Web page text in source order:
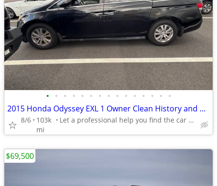
• • • • • • • • • • • • • • •
2015 Honda Odyssey EXL 1 Owner Clean History and Title CLEAN ODYSSEY
8/6
103k
mi
Let a professional help you find the car you want in budget
$69,500